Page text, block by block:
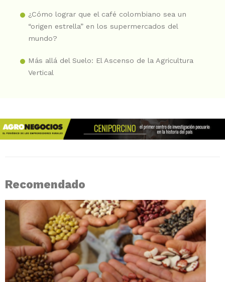
¿Cómo lograr que el café colombiano sea un
“origen estrella” en los supermercados del
mundo?
Más allá del Suelo: El Ascenso de la Agricultura
Vertical
Recomendado